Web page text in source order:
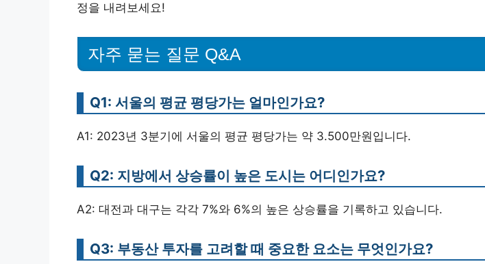
정을 내려보세요!
자주 묻는 질문 Q&A
Q1: 서울의 평균 평당가는 얼마인가요?
A1: 2023년 3분기에 서울의 평균 평당가는 약 3.500만원입니다.
Q2: 지방에서 상승률이 높은 도시는 어디인가요?
A2: 대전과 대구는 각각 7%와 6%의 높은 상승률을 기록하고 있습니다.
Q3: 부동산 투자를 고려할 때 중요한 요소는 무엇인가요?